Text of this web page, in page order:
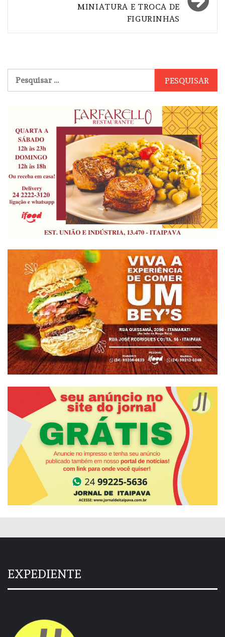
MINIATURA E TROCA DE
FIGURINHAS
por:
EXPEDIENTE